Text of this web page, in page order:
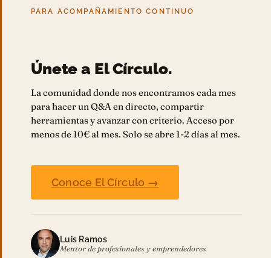
PARA ACOMPAÑAMIENTO CONTINUO
Únete a El Círculo.
La comunidad donde nos encontramos cada mes
para hacer un Q&A en directo, compartir
herramientas y avanzar con criterio. Acceso por
menos de 10€ al mes. Solo se abre 1-2 días al mes.
Conoce El Círculo →
Luis Ramos
Mentor de profesionales y emprendedores